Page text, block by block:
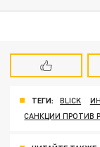
ТЕГИ: BLICK
САНКЦИИ ПРОТИВ